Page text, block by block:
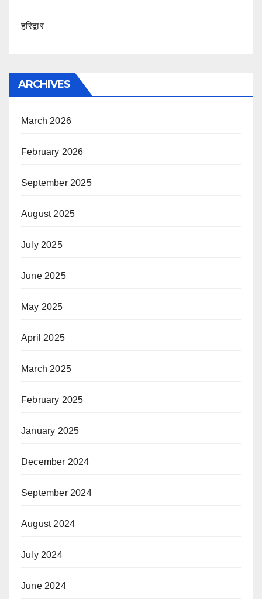
हरिद्वार
ARCHIVES
March 2026
February 2026
September 2025
August 2025
July 2025
June 2025
May 2025
April 2025
March 2025
February 2025
January 2025
December 2024
September 2024
August 2024
July 2024
June 2024